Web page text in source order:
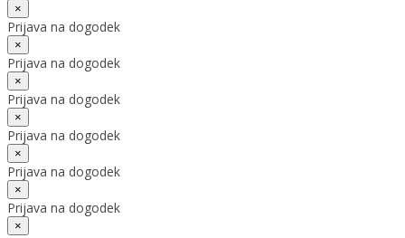
×
Prijava na dogodek
×
Prijava na dogodek
×
Prijava na dogodek
×
Prijava na dogodek
×
Prijava na dogodek
×
Prijava na dogodek
×